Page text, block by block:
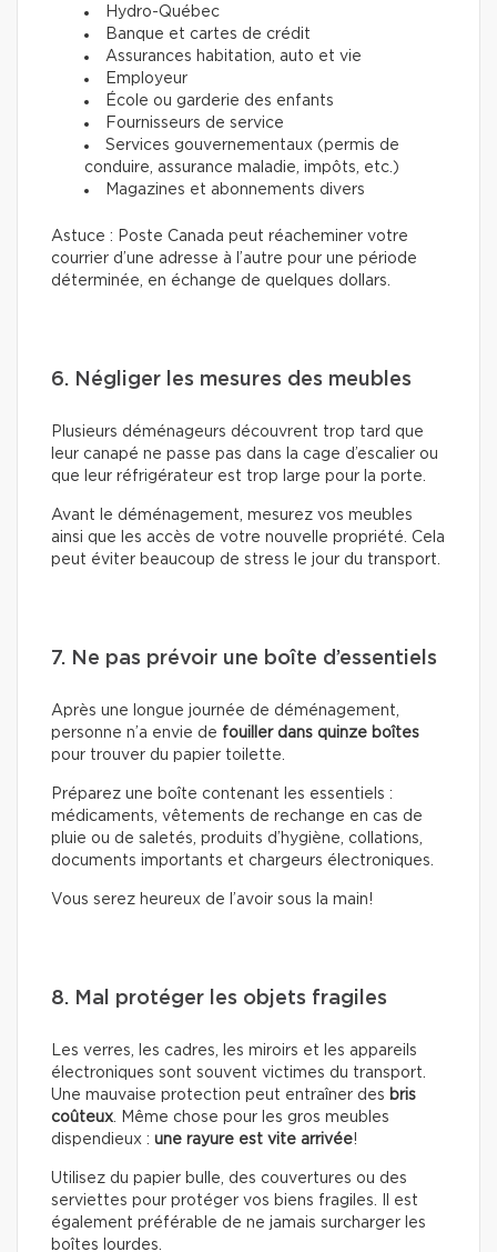
Hydro-Québec
Banque et cartes de crédit
Assurances habitation, auto et vie
Employeur
École ou garderie des enfants
Fournisseurs de service
Services gouvernementaux (permis de
conduire, assurance maladie, impôts, etc.)
Magazines et abonnements divers
Astuce : Poste Canada peut réacheminer votre
courrier d’une adresse à l’autre pour une période
déterminée, en échange de quelques dollars.
6. Négliger les mesures des meubles
Plusieurs déménageurs découvrent trop tard que
leur canapé ne passe pas dans la cage d’escalier ou
que leur réfrigérateur est trop large pour la porte.
Avant le déménagement, mesurez vos meubles
ainsi que les accès de votre nouvelle propriété. Cela
peut éviter beaucoup de stress le jour du transport.
7. Ne pas prévoir une boîte d’essentiels
Après une longue journée de déménagement,
personne n’a envie de fouiller dans quinze boîtes
pour trouver du papier toilette.
Préparez une boîte contenant les essentiels :
médicaments, vêtements de rechange en cas de
pluie ou de saletés, produits d’hygiène, collations,
documents importants et chargeurs électroniques.
Vous serez heureux de l’avoir sous la main!
8. Mal protéger les objets fragiles
Les verres, les cadres, les miroirs et les appareils
électroniques sont souvent victimes du transport.
Une mauvaise protection peut entraîner des bris
coûteux. Même chose pour les gros meubles
dispendieux : une rayure est vite arrivée!
Utilisez du papier bulle, des couvertures ou des
serviettes pour protéger vos biens fragiles. Il est
également préférable de ne jamais surcharger les
boîtes lourdes.